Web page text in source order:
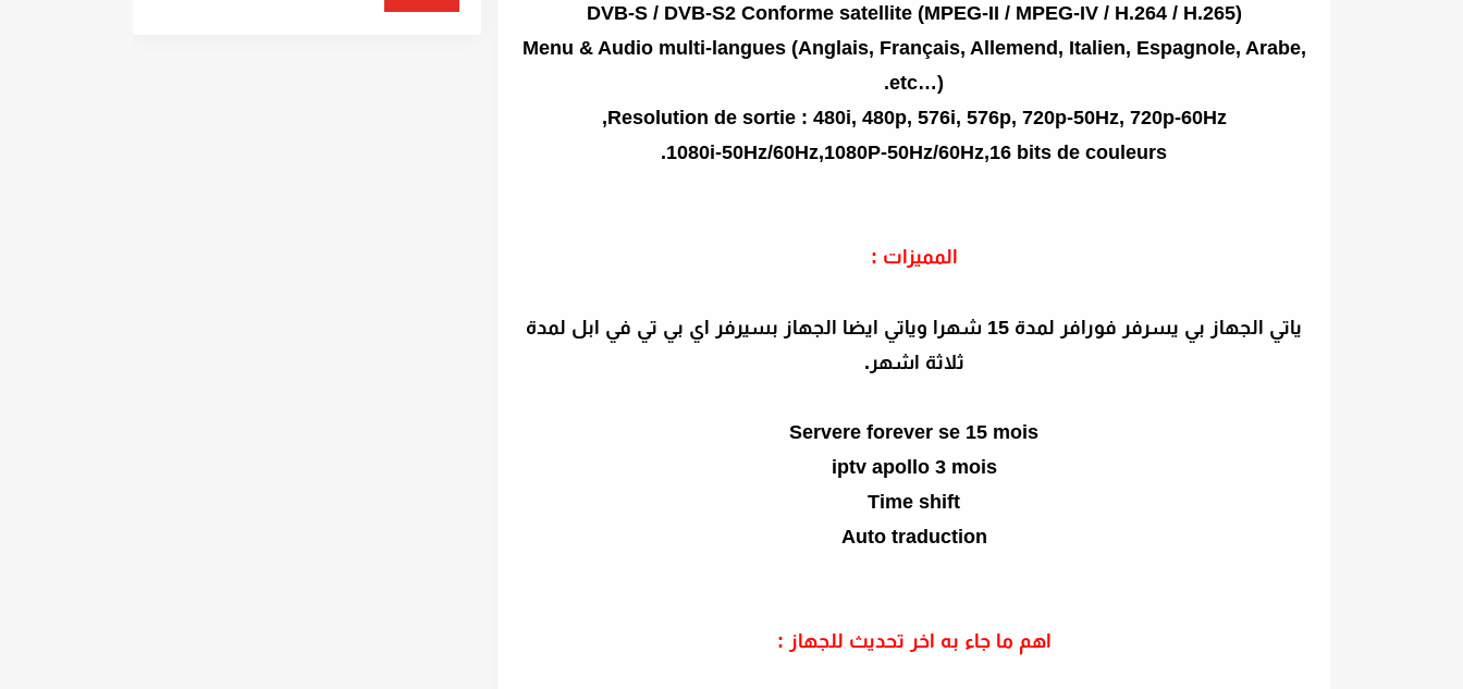
DVB-S / DVB-S2 Conforme satellite (MPEG-II / MPEG-IV / H.264 / H.265)
Menu & Audio multi-langues (Anglais, Français, Allemend, Italien, Espagnole, Arabe,
etc…).
Resolution de sortie : 480i, 480p, 576i, 576p, 720p-50Hz, 720p-60Hz,
1080i-50Hz/60Hz,1080P-50Hz/60Hz,16 bits de couleurs.
المميزات :
ياتي الجهاز بي يسرفر فورافر لمدة 15 شهرا وياتي ايضا الجهاز بسيرفر اي بي تي في ابل لمدة
ثلاثة اشهر.
Servere forever se 15 mois
iptv apollo 3 mois
Time shift
Auto traduction
اهم ما جاء به اخر تحديث للجهاز :